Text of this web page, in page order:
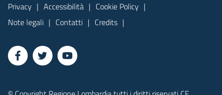
Privacy Accessibilità
Cookie Policy
Note legali
Contatti Credits